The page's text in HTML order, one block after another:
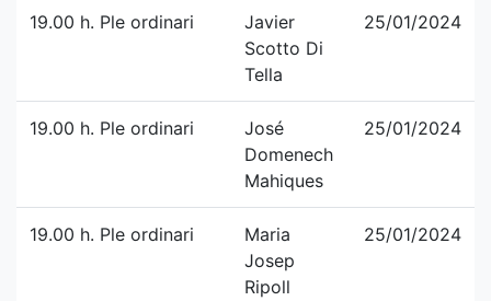
19.00 h. Ple ordinari
Javier
Scotto Di
Tella
25/01/2024
19.00 h. Ple ordinari
José
Domenech
Mahiques
25/01/2024
19.00 h. Ple ordinari
Maria
Josep
Ripoll
25/01/2024